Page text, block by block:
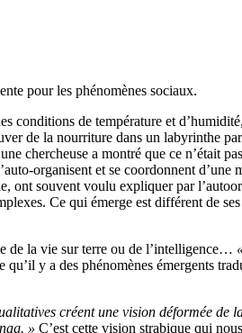
pour les phénomènes sociaux.
conditions de température et
de la nourriture dans un labyrinthe
chercheuse a montré que ce n’était
organisent et se coordonnent
ont souvent voulu expliquer par
Ce qui émerge est différent de
de la vie sur terre ou de l’intelligence…
y a des phénomènes émergents
créent une vision déformée de
» C’est cette vision strabique qui